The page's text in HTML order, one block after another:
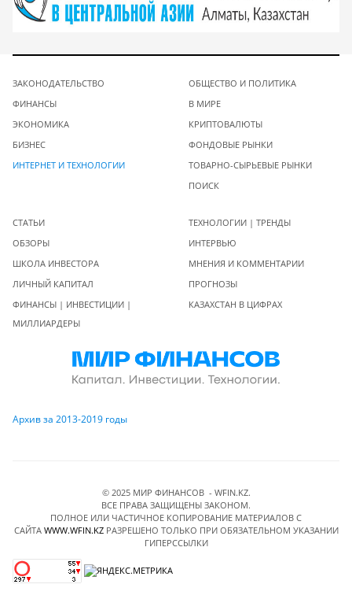
ЗАКОНОДАТЕЛЬСТВО
ФИНАНСЫ
ЭКОНОМИКА
БИЗНЕС
ИНТЕРНЕТ И ТЕХНОЛОГИИ
ОБЩЕСТВО И ПОЛИТИКА
В МИРЕ
КРИПТОВАЛЮТЫ
ФОНДОВЫЕ РЫНКИ
ТОВАРНО-СЫРЬЕВЫЕ РЫНКИ
ПОИСК
СТАТЬИ
ОБЗОРЫ
ШКОЛА ИНВЕСТОРА
ЛИЧНЫЙ КАПИТАЛ
ФИНАНСЫ | ИНВЕСТИЦИИ |
МИЛЛИАРДЕРЫ
ТЕХНОЛОГИИ | ТРЕНДЫ
ИНТЕРВЬЮ
МНЕНИЯ И КОММЕНТАРИИ
ПРОГНОЗЫ
КАЗАХСТАН В ЦИФРАХ
Архив за 2013-2019 годы
© 2025 МИР ФИНАНСОВ - WFIN.KZ.
ВСЕ ПРАВА ЗАЩИЩЕНЫ ЗАКОНОМ.
ПОЛНОЕ ИЛИ ЧАСТИЧНОЕ КОПИРОВАНИЕ МАТЕРИАЛОВ C
САЙТА WWW.WFIN.KZРАЗРЕШЕНО ТОЛЬКО ПРИ ОБЯЗАТЕЛЬНОМ УКАЗАНИИ
ГИПЕРССЫЛКИ